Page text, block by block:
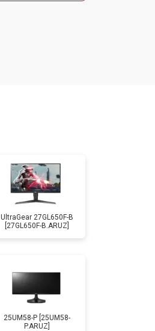
UltraGear 27GL650F-B
[27GL650F-B.ARUZ]
25UM58-P [25UM58-
P.ARUZ]